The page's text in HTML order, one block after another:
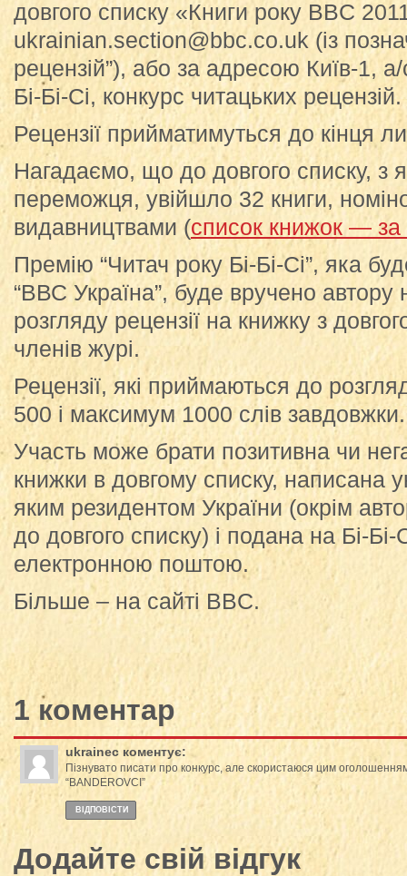
довгого списку «Книги року BBC
ukrainian.section@bbc.co.uk (із
рецензій”), або за адресою Київ-1, а/
Бі-Бі-Сі, конкурс читацьких рецензій.
Рецензії прийматимуться до кінця
Нагадаємо, що до довгого списку, з
переможця, увійшло 32 книги,
видавництвами (список книжок — за
Премію “Читач року Бі-Бі-Сі”, яка
“ВВС Україна”, буде вручено автору
розгляду рецензії на книжку з
членів журі.
Рецензії, які приймаються до
500 і максимум 1000 слів завдовжки.
Участь може брати позитивна чи
книжки в довгому списку, написана
яким резидентом України (окрім
до довгого списку) і подана на Бі-
електронною поштою.
Більше – на сайті BBC.
1 коментар
ukrainec коментує:
Пізнувато писати про конкурс, але скористаюся цим
“BANDEROVCI”
ВІДПОВІCТИ
Додайте свій відгук